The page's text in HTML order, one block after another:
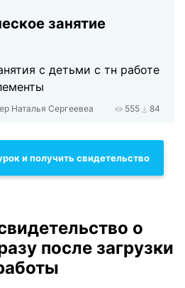
занятие
с детьми с тн работе
Наталья Сергеевеа 555 84
и получить свидетельство
о
после загрузки